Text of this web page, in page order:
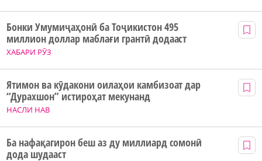
ХАБАРИ РӮЗ
Бонки Умумиҷаҳонӣ ба Тоҷикистон 495
миллион доллар маблағи грантӣ додааст
НАСЛИ НАВ
Ятимон ва кӯдакони оилаҳои камбизоат дар
“Дурахшон” истироҳат мекунанд
Ба нафақагирон беш аз ду миллиард сомонӣ
дода шудааст